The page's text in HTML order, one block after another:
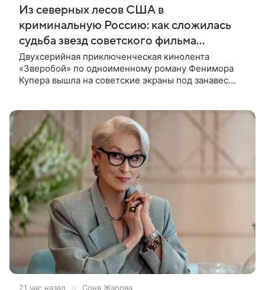
Из северных лесов США в
криминальную Россию: как сложилась
судьба звезд советского фильма
«Зверобой»
Двухсерийная приключенческая кинолента
«Зверобой» по одноименному роману Фенимора
Купера вышла на советские экраны под занавес
21 час назад Соня Жарова